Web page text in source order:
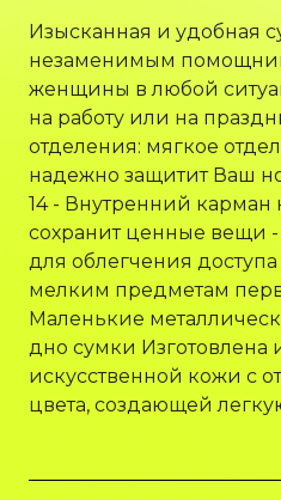
Изысканная и удобная
незаменимым
женщины в любой
на работу или на
отделения: мягкое
надежно защитит Ваш
14 - Внутренний
сохранит ценные вещи
для облегчения
мелким предметам
Маленькие
дно сумки Изготовлена
искусственной кожи с
цвета, создающей